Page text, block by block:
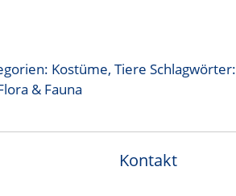
Kostüme,Tiere Schlagwörter:
& Fauna
Kontakt